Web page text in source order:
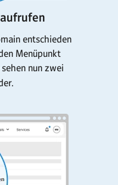
entschieden
Menüpunkt
nun zwei